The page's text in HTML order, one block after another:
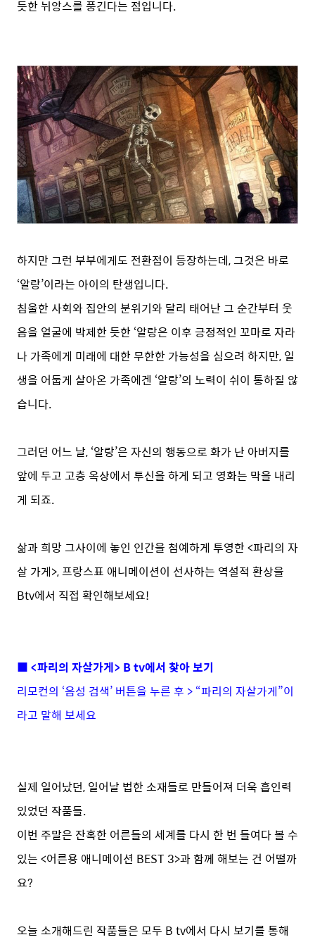
듯한 뉘앙스를 풍긴다는 점입니다.
하지만 그런 부부에게도 전환점이 등장하는데, 그것은 바로
‘알랑’이라는 아이의 탄생입니다.
침울한 사회와 집안의 분위기와 달리 태어난 그 순간부터 웃
음을 얼굴에 박제한 듯한 ‘알랑은 이후 긍정적인 꼬마로 자라
나 가족에게 미래에 대한 무한한 가능성을 심으려 하지만, 일
생을 어둡게 살아온 가족에겐 ‘알랑’의 노력이 쉬이 통하질 않
습니다.
그러던 어느 날, ‘알랑’은 자신의 행동으로 화가 난 아버지를
앞에 두고 고층 옥상에서 투신을 하게 되고 영화는 막을 내리
게 되죠.
삶과 희망 그사이에 놓인 인간을 첨예하게 투영한 <파리의 자
살 가게>, 프랑스표 애니메이션이 선사하는 역설적 환상을
Btv에서 직접 확인해보세요!
■ <파리의 자살가게> B tv에서 찾아 보기
리모컨의 ‘음성 검색’ 버튼을 누른 후 > “파리의 자살가게”이
라고 말해 보세요
실제 일어났던, 일어날 법한 소재들로 만들어져 더욱 흡인력
있었던 작품들.
이번 주말은 잔혹한 어른들의 세계를 다시 한 번 들여다 볼 수
있는 <어른용 애니메이션 BEST 3>과 함께 해보는 건 어떨까
요?
오늘 소개해드린 작품들은 모두 B tv에서 다시 보기를 통해